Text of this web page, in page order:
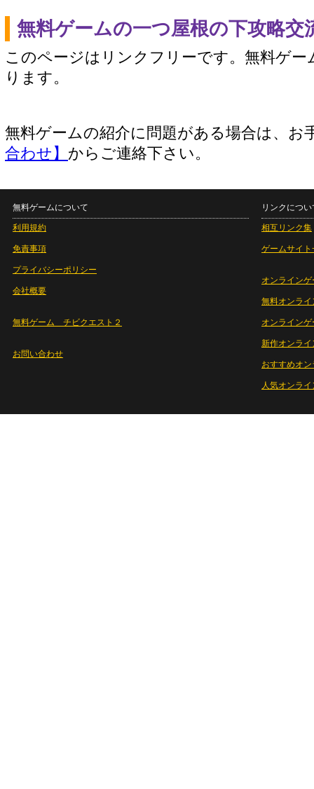
無料ゲームの一つ屋根の下攻略交
このページはリンクフリーです。無料ゲー
ります。
無料ゲームの紹介に問題がある場合は、お
合わせ】 からご連絡下さい。
無料ゲームについて
利用規約
免責事項
プライバシーポリシー
会社概要
無料ゲーム チビクエスト２
お問い合わせ
リンクについ
相互リンク集
ゲームサイト
オンラインゲ
無料オンライ
オンライン
新作オンライ
おすすめオ
人気オンラ